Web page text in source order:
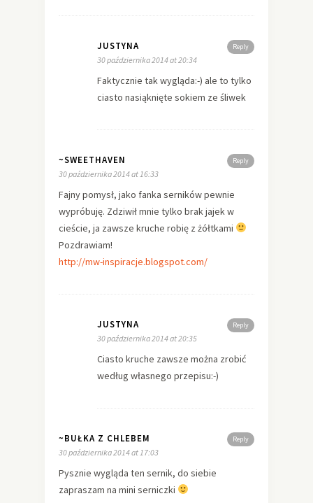
Reply
JUSTYNA
30 października 2014 at 20:34
Faktycznie tak wygląda:-) ale to tylko
ciasto nasiąknięte sokiem ze śliwek
Reply
~SWEETHAVEN
30 października 2014 at 16:33
Fajny pomysł, jako fanka serników pewnie
wypróbuję. Zdziwił mnie tylko brak jajek w
cieście, ja zawsze kruche robię z żółtkami
Pozdrawiam!
http://mw-inspiracje.blogspot.com/
Reply
JUSTYNA
30 października 2014 at 20:35
Ciasto kruche zawsze można zrobić
według własnego przepisu:-)
Reply
~BUŁKA Z CHLEBEM
30 października 2014 at 17:03
Pysznie wygląda ten sernik, do siebie
zapraszam na mini serniczki